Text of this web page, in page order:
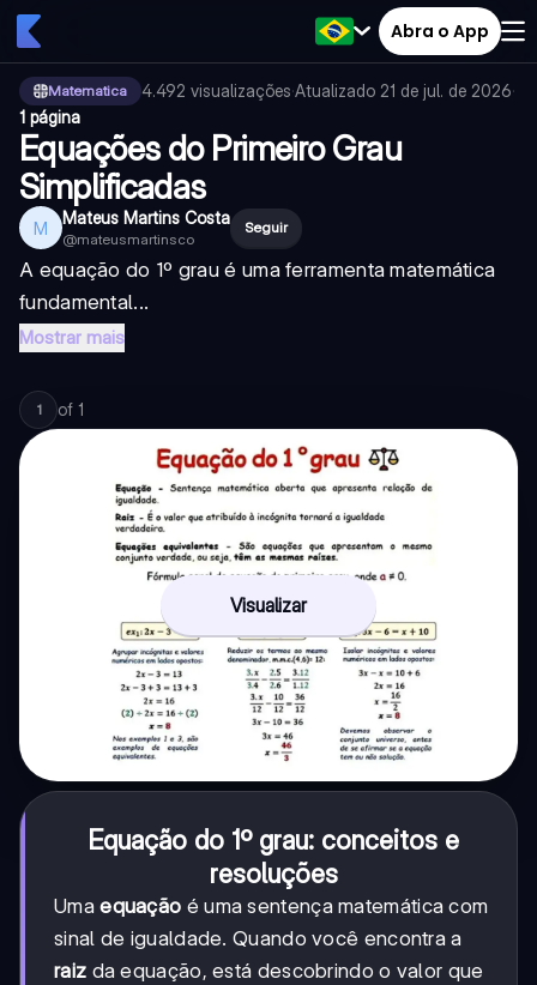
Abra o App
Matematica 4.492 visualizações·Atualizado 21 de jul. de 2026·
1 página
Equações do Primeiro Grau
Simplificadas
M Mateus Martins Costa
@mateusmartinsco
Seguir
A equação do 1º grau é uma ferramenta matemática
fundamental...
Mostrar mais
1 of 1
Visualizar
Equação do 1º grau: conceitos e
resoluções
Umaequação é uma sentença matemática com
sinal de igualdade. Quando você encontra a
raiz da equação, está descobrindo o valor que